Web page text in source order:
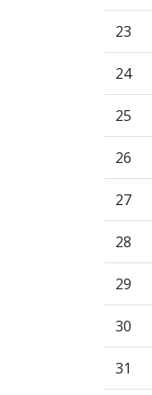
23
24
25
26
27
28
29
30
31